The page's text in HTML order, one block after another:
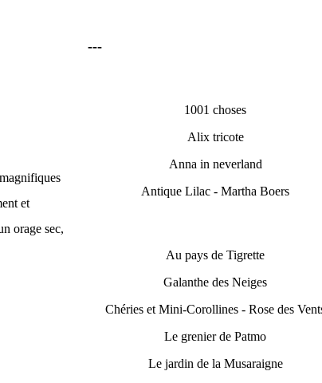
et
orage sec,
---
1001 choses
Alix tricote
Anna in neverland
Antique Lilac - Martha Boers
Au pays de Tigrette
Galanthe des Neiges
Chéries et Mini-Corollines - Rose des
Le grenier de Patmo
Le jardin de la Musaraigne